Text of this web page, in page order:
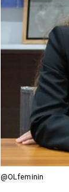
@OLfeminin